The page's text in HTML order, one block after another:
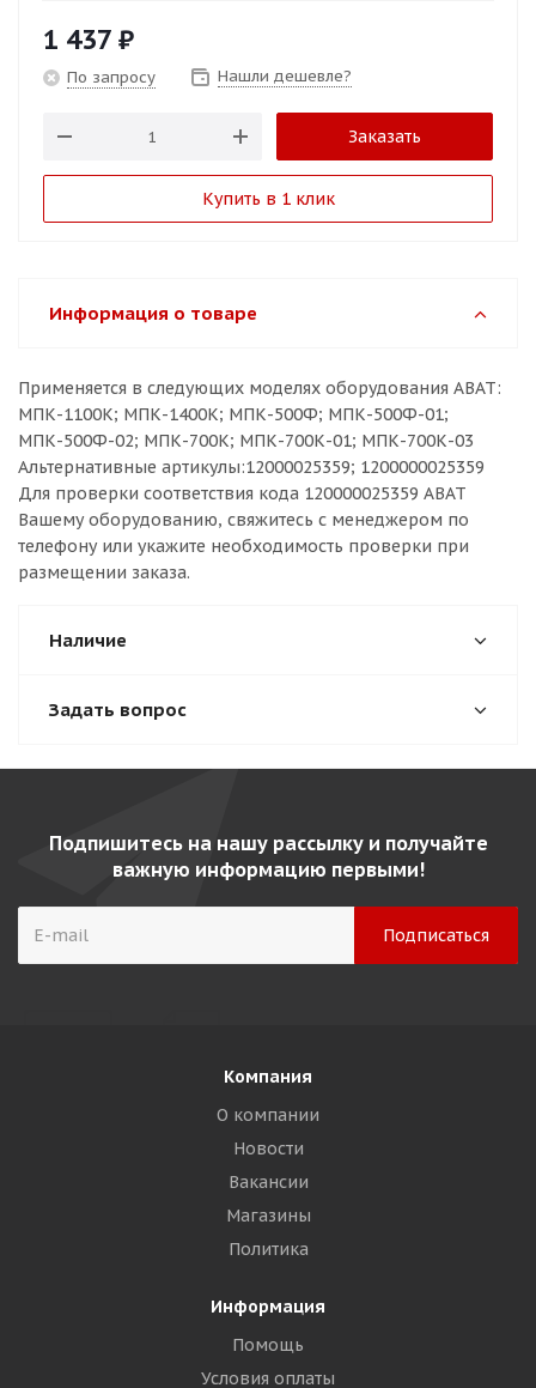
1 437 ₽
По запросу Нашли дешевле?
Заказать
Купить в 1 клик
Информация о товаре
Применяется в следующих моделях оборудования ABAT:
МПК-1100К; МПК-1400К; МПК-500Ф; МПК-500Ф-01;
МПК-500Ф-02; МПК-700К; МПК-700К-01; МПК-700К-03
Альтернативные артикулы:12000025359; 1200000025359
Для проверки соответствия кода 120000025359 ABAT
Вашему оборудованию, свяжитесь с менеджером по
телефону или укажите необходимость проверки при
размещении заказа.
Наличие
Задать вопрос
Подпишитесь на нашу рассылку и получайте
важную информацию первыми!
Компания
О компании
Новости
Вакансии
Магазины
Политика
Информация
Помощь
Условия оплаты